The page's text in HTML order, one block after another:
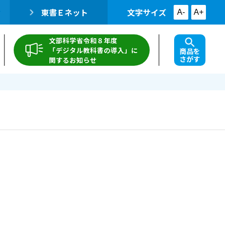
東書Ｅネット 文字サイズ A- A+
文部科学省令和８年度
「デジタル教科書の導入」に
関するお知らせ
商品を
さがす